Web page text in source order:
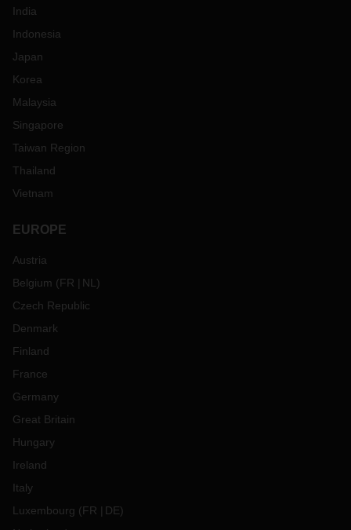
India
Indonesia
Japan
Korea
Malaysia
Singapore
Taiwan Region
Thailand
Vietnam
EUROPE
Austria
Belgium (FR NL )
Czech Republic
Denmark
Finland
France
Germany
Great Britain
Hungary
Ireland
Italy
Luxembourg (FR DE)